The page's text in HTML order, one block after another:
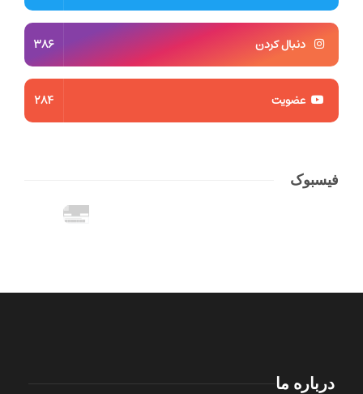
دنبال کردن 386
عضویت 284
فیسبوک
درباره ما